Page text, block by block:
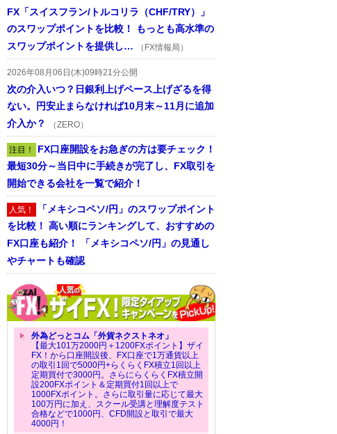
FX「スイスフラン/トルコリラ（CHF/TRY）」
のスワップポイントを比較！ もっとも高水準の
スワップポイントを提供し…
（FX情報局）
2026年08月06日(木)09時21分公開
次の介入いつ？日銀利上げペース上げざるを得
ない。円安止まらなければ10月末～11月に追加
介入か？
（ZERO）
注目！ FX口座開設をお急ぎの方は要チェック！
最短30分～当日中に手続きが完了し、FX取引を
開始できる会社を一覧で紹介！
人気！ 「メキシコペソ/円」のスワップポイント
を比較！ 高い順にランキングして、おすすめの
FX口座も紹介！ 「メキシコペソ/円」の見通し
やチャートも確認
外為どっとコム「外貨ネクストネオ」
【最大101万2000円＋1200FXポイント】ザイ
FX！から口座開設後、FX口座で1万通貨以上
の取引1回で5000円+らくらくFX積立1回以上
定期買付で3000円。さらにらくらくFX積立開
設200FXポイント＆定期買付1回以上で
1000FXポイント。さらに取引量に応じて最大
100万円に加え、スクール受講と理解度テスト
合格などで1000円、CFD開設と取引で最大
4000円！